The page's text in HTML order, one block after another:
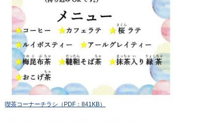
喫茶コーナーチラシ（PDF：841KB）